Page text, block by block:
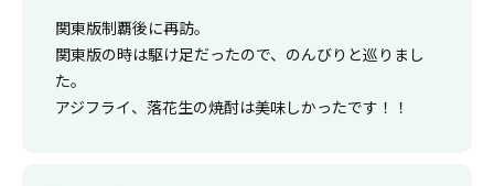
関東版制覇後に再訪。
関東版の時は駆け足だったので、のんびりと巡りまし
た。
アジフライ、落花生の焼酎は美味しかったです！！